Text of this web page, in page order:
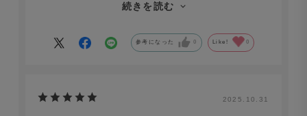
ウール100だと太すぎてしめずらい、長すぎてしめづら
にかくしめやすい。
続きを読む
参考になった 0 Like! 0
2025.10.31